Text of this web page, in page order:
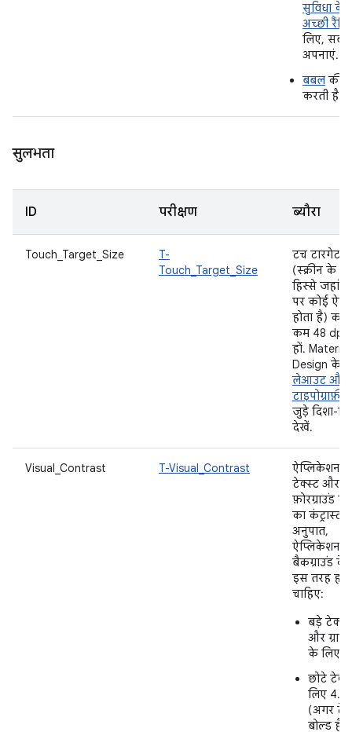
सुविधा के
अच्छी
लिए,
अपनाएं.
बबल की
करती है.
सुलभता
ID परीक्षण ब्यौरा
Touch_Target_Size
T-
Touch_Target_Size
टच टारगेट
(स्क्रीन के वे
हिस्से जहां
पर कोई
होता है)
कम 48 dp
हों. Material
Design के
लेआउट और
टाइपोग्राफ़ी
जुड़े दिशा-
देखें.
Visual_Contrast T-Visual_Contrast
ऐप्लिकेशन
टेक्स्ट और
फ़ोरग्राउंड
का कंट्रास्ट
अनुपात,
ऐप्लिकेशन
बैकग्राउंड के
इस तरह
चाहिए:
बड़े टेक्स्ट
और
के लिए
छोटे
लिए
(अगर
बोल्ड है,